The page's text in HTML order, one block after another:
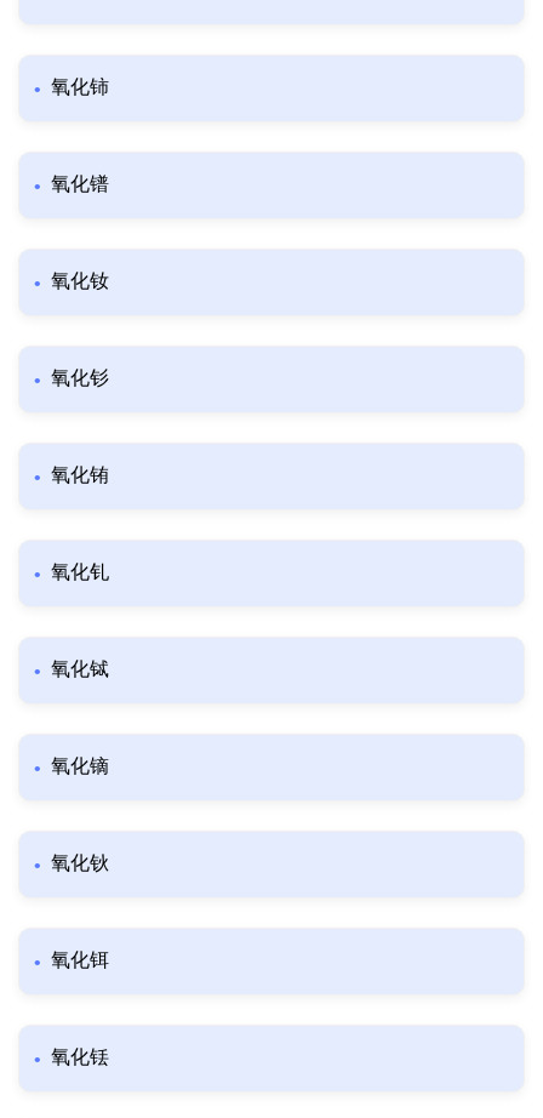
氧化铈
氧化镨
氧化钕
氧化钐
氧化铕
氧化钆
氧化铽
氧化镝
氧化钬
氧化铒
氧化铥